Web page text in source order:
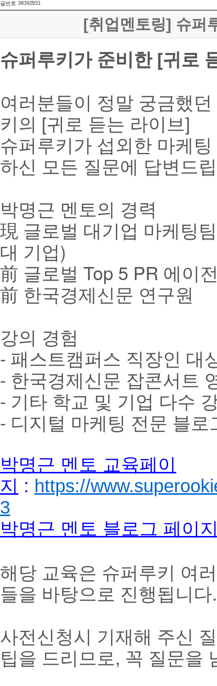
글번호 38392931
[취업멘토링] 슈퍼
슈퍼루키가 준비한 [귀로
여러분들이 정말 궁금했
키의 [귀로 듣는 라이브]
슈퍼루키가 섭외한 마케
하신 모든 질문에 답변드
박명근 멘토의 경력
現 글로벌 대기업 마케팅
대 기업)
前 글로벌 Top 5 PR 에이
前 한국경제신문 연구원
강의 경험
- 패스트캠퍼스 직장인 대
- 한국경제신문 잡콘서트
- 기타 학교 및 기업 다수
- 디지털 마케팅 전문 블로
박명근 멘토 교육페이
지 : https://
3
박명근 멘토 블로그 페이
해당 교육은 슈퍼루키 여
들을 바탕으로 진행됩니다.
사전신청시 기재해 주신
팁을 드리므로, 꼭 질문을